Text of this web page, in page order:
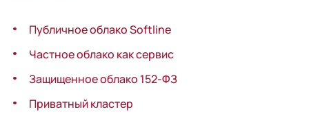
Публичное облако Softline
Частное облако как сервис
Защищенное облако 152-ФЗ
Приватный кластер